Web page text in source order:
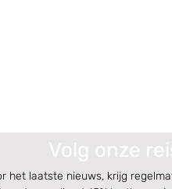
Volg onze
het laatste nieuws, krijg